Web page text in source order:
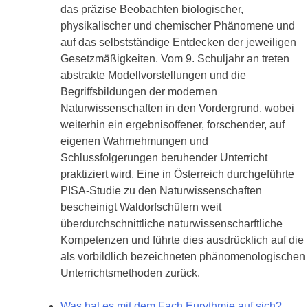
das präzise Beobachten biologischer,
physikalischer und chemischer Phänomene und
auf das selbstständige Entdecken der jeweiligen
Gesetzmäßigkeiten. Vom 9. Schuljahr an treten
abstrakte Modellvorstellungen und die
Begriffsbildungen der modernen
Naturwissenschaften in den Vordergrund, wobei
weiterhin ein ergebnisoffener, forschender, auf
eigenen Wahrnehmungen und
Schlussfolgerungen beruhender Unterricht
praktiziert wird. Eine in Österreich durchgeführte
PISA-Studie zu den Naturwissenschaften
bescheinigt Waldorfschülern weit
überdurchschnittliche naturwissenscharftliche
Kompetenzen und führte dies ausdrücklich auf die
als vorbildlich bezeichneten phänomenologischen
Unterrichtsmethoden zurück.